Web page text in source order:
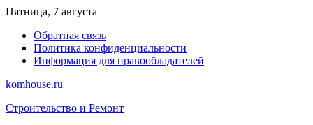
Перейти
содержимому
Пятница, 7 августа
Обратная связь
Политика конфиденциальности
Информация для правообладателей
komhouse.ru
Строительство и Ремонт